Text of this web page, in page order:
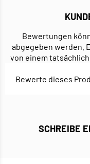
Bewertungen
abgegeben werden.
von einem
Bewerte dieses
SCHREIBE